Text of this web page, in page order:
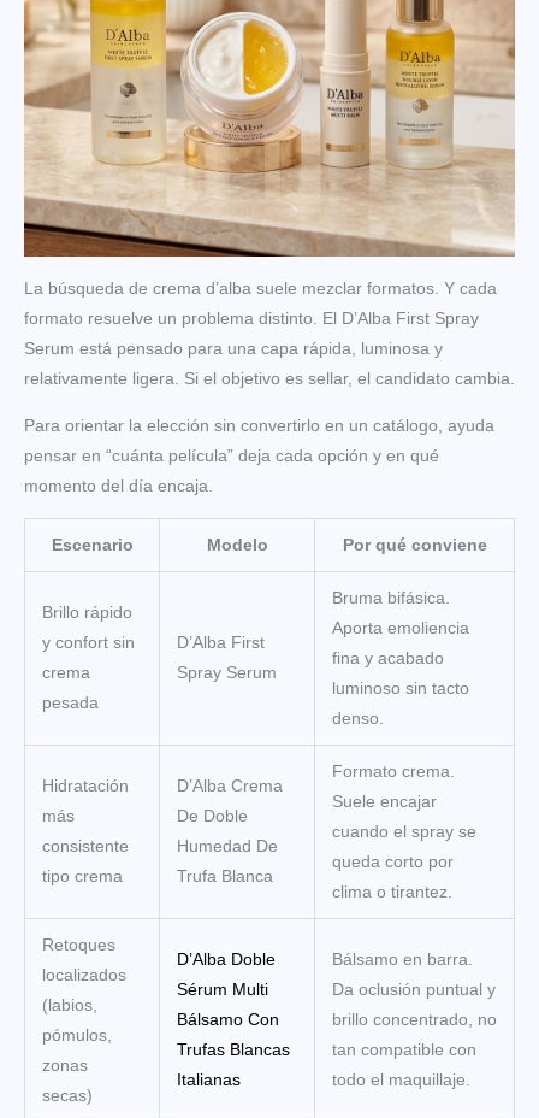
La búsqueda de crema d’alba suele mezclar formatos. Y cada
formato resuelve un problema distinto. El D’Alba First Spray
Serum está pensado para una capa rápida, luminosa y
relativamente ligera. Si el objetivo es sellar, el candidato cambia.
Para orientar la elección sin convertirlo en un catálogo, ayuda
pensar en “cuánta película” deja cada opción y en qué
momento del día encaja.
Escenario Modelo Por qué conviene
Brillo rápido
y confort sin
crema
pesada
D’Alba First
Spray Serum
Bruma bifásica.
Aporta emoliencia
fina y acabado
luminoso sin tacto
denso.
Hidratación
más
consistente
tipo crema
D’Alba Crema
De Doble
Humedad De
Trufa Blanca
Formato crema.
Suele encajar
cuando el spray se
queda corto por
clima o tirantez.
Retoques
localizados
(labios,
pómulos,
zonas
secas)
D’Alba Doble
Sérum Multi
Bálsamo Con
Trufas Blancas
Italianas
Bálsamo en barra.
Da oclusión puntual y
brillo concentrado, no
tan compatible con
todo el maquillaje.